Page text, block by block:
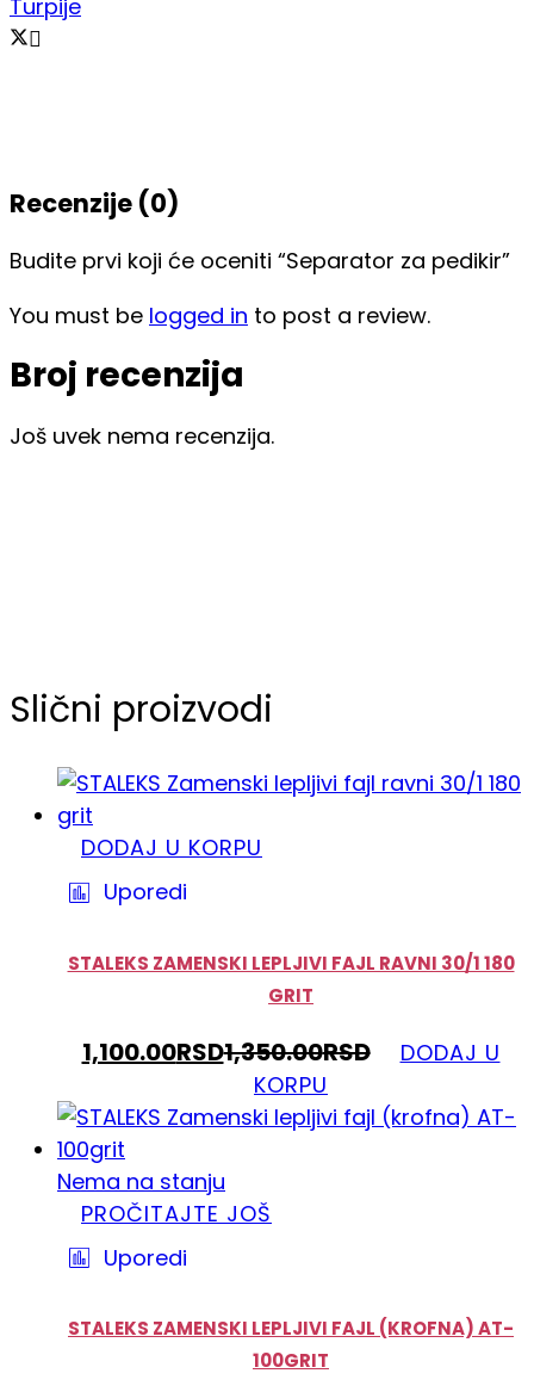
Turpije
Recenzije (0)
Budite prvi koji će oceniti “Separator za pedikir”
You must be logged in to post a review.
Broj recenzija
Još uvek nema recenzija.
Slični proizvodi
DODAJ U KORPU
Uporedi
STALEKS ZAMENSKI LEPLJIVI FAJL RAVNI 30/1 180
GRIT
1,100.00RSD1,350.00RSD
DODAJ U
KORPU
Nema na stanju
PROČITAJTE JOŠ
Uporedi
STALEKS ZAMENSKI LEPLJIVI FAJL (KROFNA) AT-
100GRIT